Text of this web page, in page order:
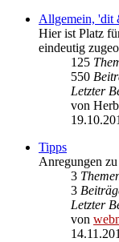
Allgemein, 'dit
Hier ist Platz
eindeutig
125
550
Letzter
von
Tipps
Anregungen
3
3
Letzter
von